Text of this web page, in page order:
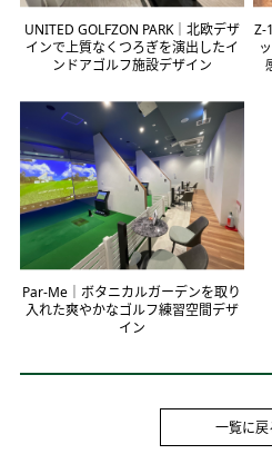
UNITED GOLFZON PARK｜北欧デザ
インで上質なくつろぎを演出したイ
ンドアゴルフ施設デザイン
Z-
Par-Me｜ボタニカルガーデンを取り
入れた爽やかなゴルフ練習空間デザ
イン
一覧に戻